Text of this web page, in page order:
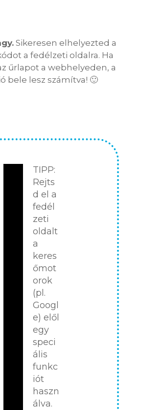
Sikeresen elhelyezted a
a fedélzeti oldalra. Ha
űrlapot a webhelyeden, a
bele lesz számítva! 🙂
TIPP:
Rejts
d el a
fedél
zeti
oldalt
a
keres
őmot
orok
(pl.
Googl
e) elől
egy
speci
ális
funkc
iót
haszn
álva.